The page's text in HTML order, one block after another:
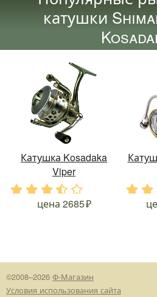
катушки
Катушка Kosadaka
Viper
. . .
цена 2685 .
©2008–2026 Ф-Магазин
Условия использования сайта